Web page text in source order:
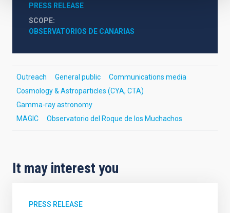
PRESS RELEASE
SCOPE
OBSERVATORIOS DE CANARIAS
Outreach General public
Communications media
Cosmology & Astroparticles (CYA, CTA)
Gamma-ray astronomy
MAGIC
Observatorio del Roque de los Muchachos
It may interest you
PRESS RELEASE